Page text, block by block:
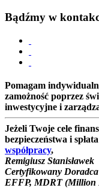
Bądźmy w
Pomagam
zamożność poprzez
inwestycyjne i
Jeżeli Twoje cele
bezpieczeństwa i
współpracy,
Remigiusz Stanisławek
Certyfikowany
EFFP, MDRT (Million